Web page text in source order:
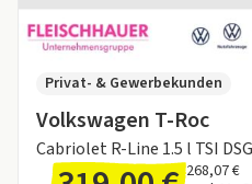
Volkswagen T-Roc
Cabriolet R-Line 1.5 l TSI
Privat- & Gewerbekunden
268,07 €